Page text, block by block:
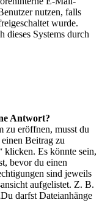
nutzen, falls
wurde.
dieses Systems durch
Antwort?
zu eröffnen, musst du
Beitrag zu
klicken. Es könnte sein,
bevor du einen
sind jeweils
aufgelistet. Z. B.
darfst Dateianhänge